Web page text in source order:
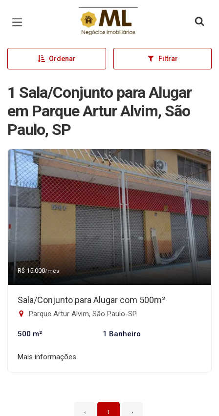
Página inicial
Ordenar Filtrar
1 Sala/Conjunto para Alugar
em Parque Artur Alvim, São
Paulo, SP
R$ 15.000/mês
Sala/Conjunto para Alugar com 500m²
Parque Artur Alvim, São Paulo-SP
500 m² 1 Banheiro
Mais informações
‹ 1 ›